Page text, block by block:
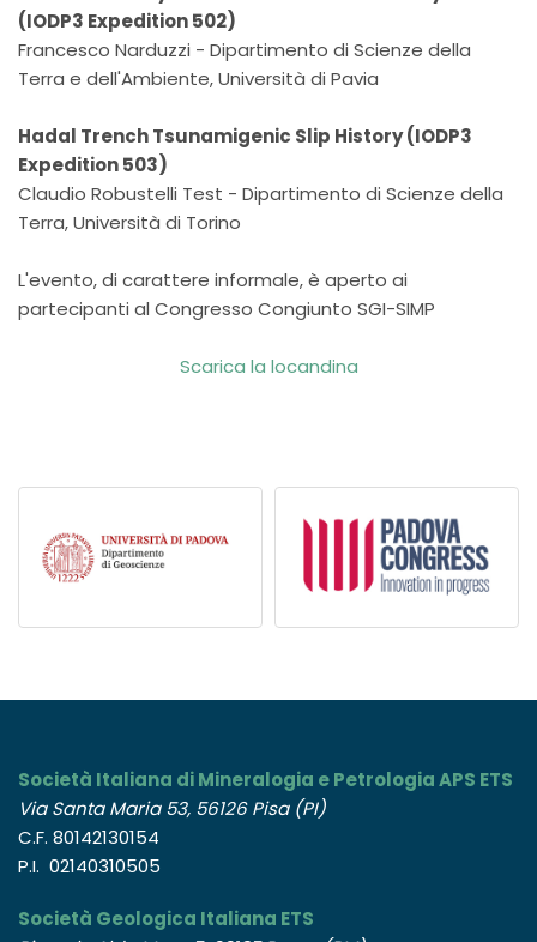
(IODP3 Expedition 502)
Francesco Narduzzi - Dipartimento di Scienze della
Terra e dell'Ambiente, Università di Pavia
Hadal Trench Tsunamigenic Slip History (IODP3
Expedition 503)
Claudio Robustelli Test - Dipartimento di Scienze della
Terra, Università di Torino
L'evento, di carattere informale, è aperto ai
partecipanti al Congresso Congiunto SGI-SIMP
Scarica la locandina
Società Italiana di Mineralogia e Petrologia APS ETS
Via Santa Maria 53, 56126 Pisa (PI)
C.F. 80142130154
P.I. 02140310505
Società Geologica Italiana ETS